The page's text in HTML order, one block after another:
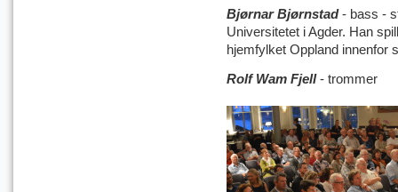
Bjørnar Bjørnstad- bass -
Universitetet i Agder. Han
hjemfylket Oppland innenfor
Rolf Wam Fjell- trommer